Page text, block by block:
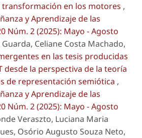
transformación en los motores ,
y Aprendizaje de las
Núm. 2 (2025): Mayo - Agosto
Celiane Costa Machado,
en las tesis producidas
desde la perspectiva de la teoría
de representación semiótica ,
y Aprendizaje de las
Núm. 2 (2025): Mayo - Agosto
Veraszto, Luciana Maria
Osório Augusto Souza Neto,